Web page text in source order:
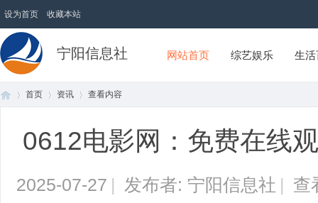
设为首页 收藏本站
宁阳信息社 网站首页 综艺娱乐 生
首页 资讯 查看内容
0612电影网：免费在线
2025-07-27 | 发布者: 宁阳信息社 | 查